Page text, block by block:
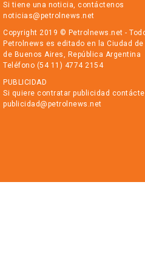
Si tiene una noticia, contáctenos
noticias@petrolnews.net
Copyright 2019 © Petrolnews.net -
Petrolnews es editado en la Ciudad
de Buenos Aires, República Argentina
Teléfono (54 11) 4774 2154
PUBLICIDAD
Si quiere contratar publicidad
publicidad@petrolnews.net